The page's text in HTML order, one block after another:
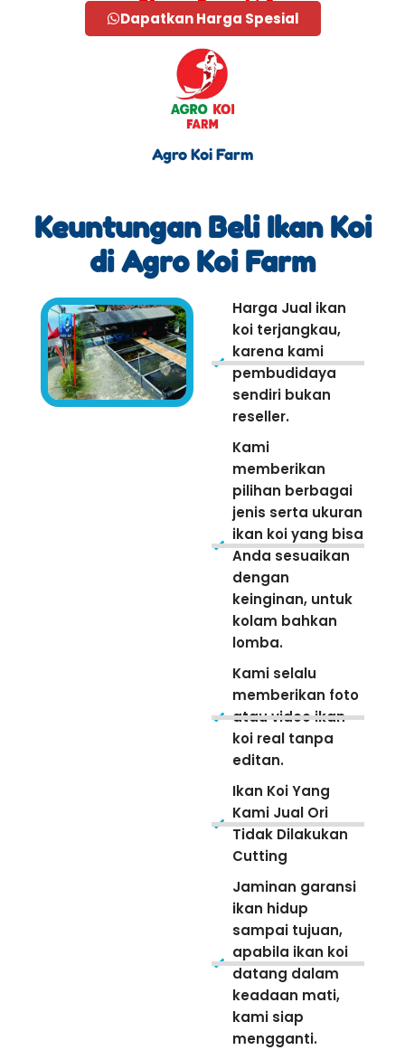
Dapatkan Harga Spesial
Agro Koi Farm
Keuntungan Beli Ikan Koi
di Agro Koi Farm
Harga Jual ikan
koi terjangkau,
karena kami
pembudidaya
sendiri bukan
reseller.
Kami
memberikan
pilihan berbagai
jenis serta ukuran
ikan koi yang bisa
Anda sesuaikan
dengan
keinginan, untuk
kolam bahkan
lomba.
Kami selalu
memberikan foto
atau video ikan
koi real tanpa
editan.
Ikan Koi Yang
Kami Jual Ori
Tidak Dilakukan
Cutting
Jaminan garansi
ikan hidup
sampai tujuan,
apabila ikan koi
datang dalam
keadaan mati,
kami siap
mengganti.